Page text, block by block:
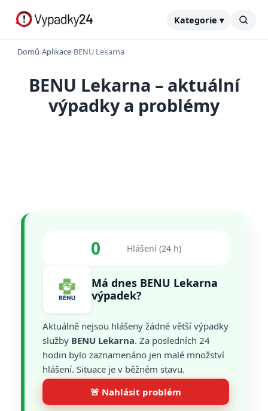
Kategorie ▾
Domů›Aplikace›BENU Lekarna
BENU Lekarna – aktuální
výpadky a problémy
0 Hlášení (24 h)
Má dnes BENU Lekarna
výpadek?
Aktuálně nejsou hlášeny žádné větší výpadky
služby BENU Lekarna. Za posledních 24
hodin bylo zaznamenáno jen malé množství
hlášení. Situace je v běžném stavu.
🚨 Nahlásit problém